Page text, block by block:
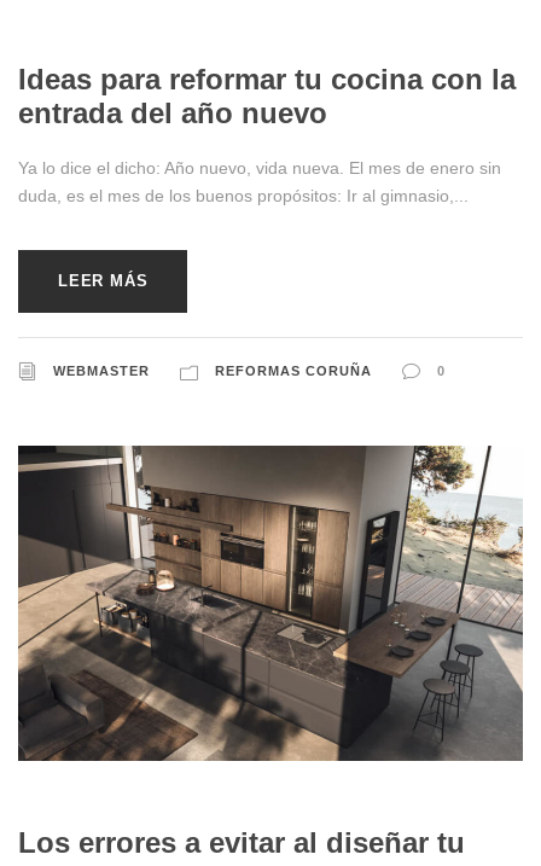
Ideas para reformar tu cocina con la
entrada del año nuevo
Ya lo dice el dicho: Año nuevo, vida nueva. El mes de enero sin
duda, es el mes de los buenos propósitos: Ir al gimnasio,...
LEER MÁS
WEBMASTER REFORMAS CORUÑA 0
Los errores a evitar al diseñar tu